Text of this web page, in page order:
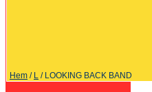
Hem / L / LOOKING BACK BAND